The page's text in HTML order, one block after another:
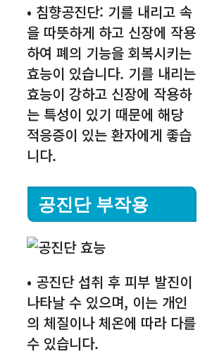
• 침향공진단: 기를 내리고 속
을 따뜻하게 하고 신장에 작용
하여 폐의 기능을 회복시키는
효능이 있습니다. 기를 내리는
효능이 강하고 신장에 작용하
는 특성이 있기 때문에 해당
적응증이 있는 환자에게 좋습
니다.
공진단 부작용
• 공진단 섭취 후 피부 발진이
나타날 수 있으며, 이는 개인
의 체질이나 체온에 따라 다를
수 있습니다.